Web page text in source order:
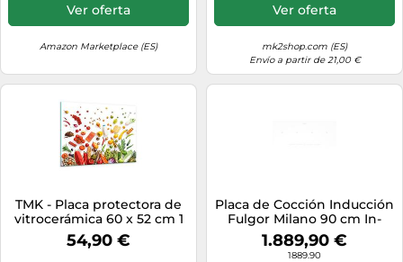
Ver oferta
Amazon Marketplace (ES)
Ver oferta
mk2shop.com (ES)
Envío a partir de 21,00 €
TMK - Placa protectora de
vitrocerámica 60 x 52 cm 1
pieza cocina eléctrica
universal para inducción
54,90 €
Placa de Cocción Inducción
Fulgor Milano 90 cm In-
Line FCHL 904 ID TS WH
White
1.889,90 €
1889.90